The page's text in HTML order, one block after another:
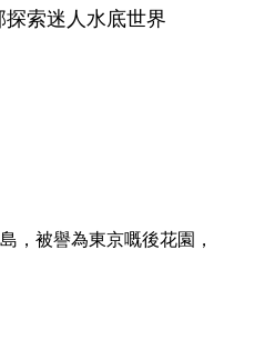
索迷人水底世界
，被譽為東京嘅後花園，